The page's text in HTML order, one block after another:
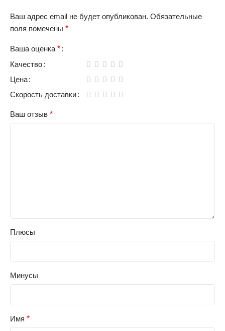
Ваш адрес email не будет опубликован. Обязательные
поля помечены *
Ваша оценка *
Качество
Цена
Скорость доставки
Ваш отзыв *
Плюсы
Минусы
Имя *